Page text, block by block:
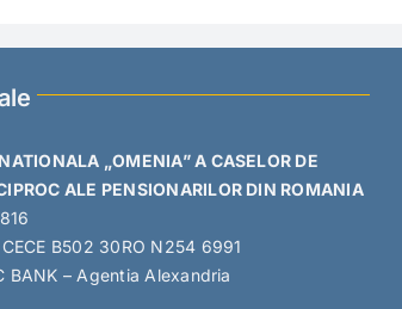
„OMENIA” A CASELOR DE
ALE PENSIONARILOR DIN ROMANIA
B502 30RO N254 6991
BANK – Agentia Alexandria